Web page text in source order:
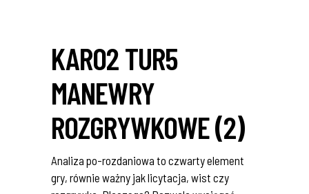
KARO2 TUR5
MANEWRY
ROZGRYWKOWE (2)
Analiza po-rozdaniowa to czwarty element
gry, równie ważny jak licytacja, wist czy